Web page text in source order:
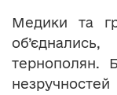
Медики та
тернополян.